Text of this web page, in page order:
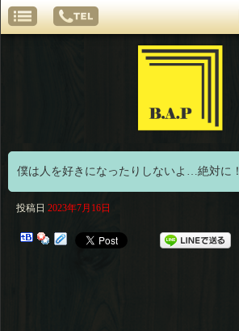
僕は人を好きになったりしないよ…絶対に！
投稿日 2023年7月16日